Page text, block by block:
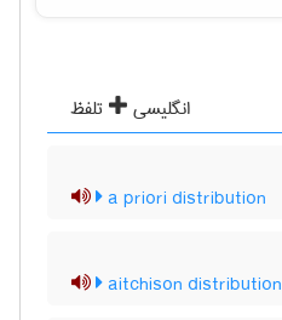
انگلیسی
تلفظ
a priori distribution
aitchison distribution